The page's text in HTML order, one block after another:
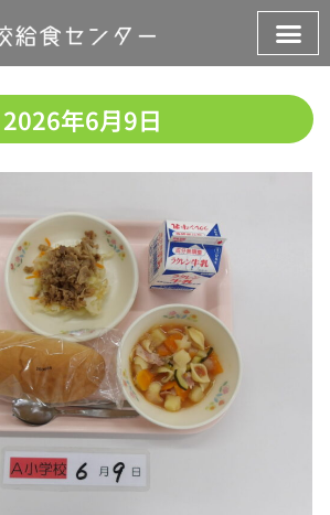
2026年6月9日